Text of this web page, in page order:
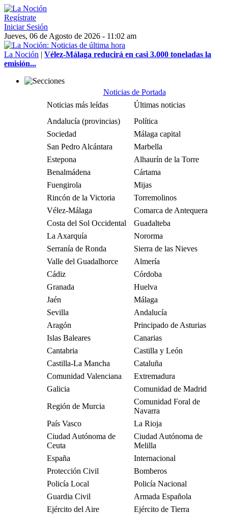
Regístrate
Iniciar Sesión
Jueves, 06 de Agosto de 2026 - 11:02 am
La Noción | Vélez-Málaga reducirá en casi 3.000 toneladas la
emisión...
Noticias de Portada
Noticias más leídas
Últimas noticias
Andalucía (provincias)
Política
Sociedad
Málaga capital
San Pedro Alcántara
Marbella
Estepona
Alhaurín de la Torre
Benalmádena
Cártama
Fuengirola
Mijas
Rincón de la Victoria
Torremolinos
Vélez-Málaga
Comarca de Antequera
Costa del Sol Occidental
Guadalteba
La Axarquía
Nororma
Serranía de Ronda
Sierra de las Nieves
Valle del Guadalhorce
Almería
Cádiz
Córdoba
Granada
Huelva
Jaén
Málaga
Sevilla
Andalucía
Aragón
Principado de Asturias
Islas Baleares
Canarias
Cantabria
Castilla y León
Castilla-La Mancha
Cataluña
Comunidad Valenciana
Extremadura
Galicia
Comunidad de Madrid
Región de Murcia
Comunidad Foral de
Navarra
País Vasco
La Rioja
Ciudad Autónoma de
Ceuta
Ciudad Autónoma de
Melilla
España
Internacional
Protección Civil
Bomberos
Policía Local
Policía Nacional
Guardia Civil
Armada Española
Ejército del Aire
Ejército de Tierra